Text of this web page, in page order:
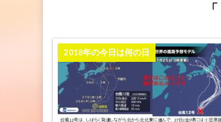
2018年の今日は何の日